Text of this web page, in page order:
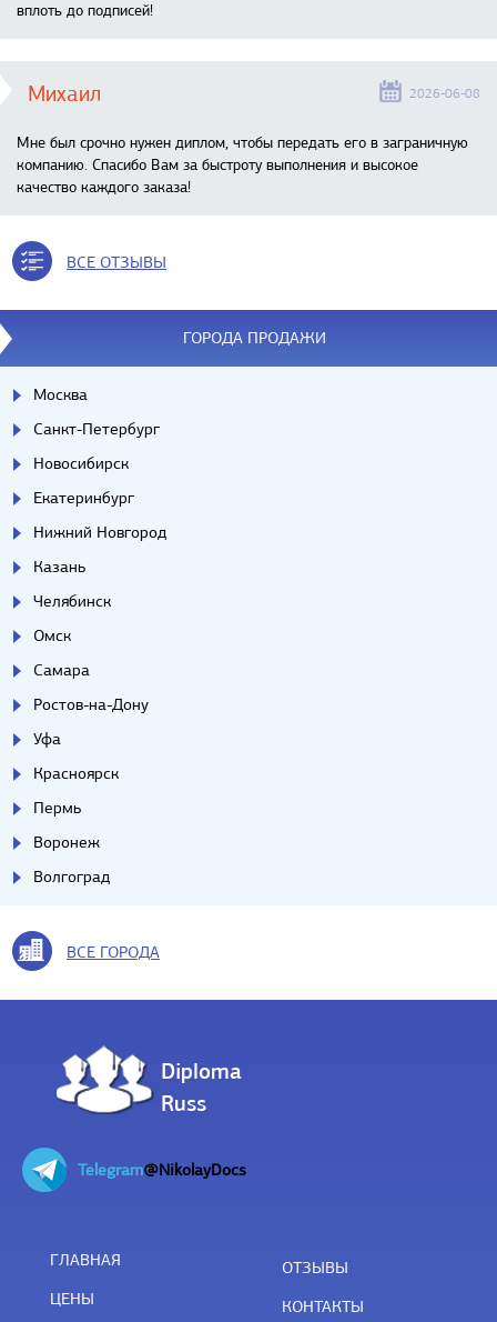
вплоть до подписей!
Михаил 2026-06-08
Мне был срочно нужен диплом, чтобы передать его в заграничную
компанию. Спасибо Вам за быстроту выполнения и высокое
качество каждого заказа!
ВСЕ ОТЗЫВЫ
ГОРОДА ПРОДАЖИ
Москва
Санкт-Петербург
Новосибирск
Екатеринбург
Нижний Новгород
Казань
Челябинск
Омск
Самара
Ростов-на-Дону
Уфа
Красноярск
Пермь
Воронеж
Волгоград
ВСЕ ГОРОДА
Diploma
Russ
Telegram@NikolayDocs
ГЛАВНАЯ
ЦЕНЫ
ОТЗЫВЫ
КОНТАКТЫ